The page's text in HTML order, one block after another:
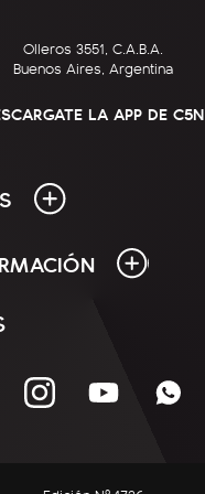
Olleros 3551, C.A.B.A.
Buenos Aires, Argentina
LA APP DE C5N